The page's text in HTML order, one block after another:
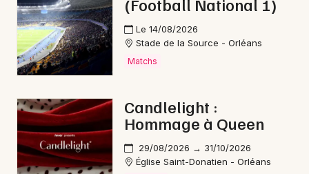
(Football National 1)
Le 14/08/2026
Stade de la Source - Orléans
Matchs
Candlelight :
Hommage à Queen
29/08/2026 → 31/10/2026
Église Saint-Donatien - Orléans